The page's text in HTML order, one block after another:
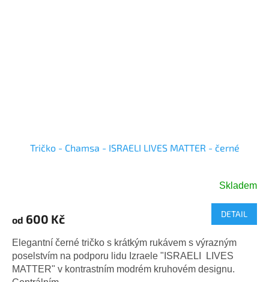
Tričko - Chamsa - ISRAELI LIVES MATTER - černé
Skladem
od 600 Kč DETAIL
Elegantní černé tričko s krátkým rukávem s výrazným
poselstvím na podporu lidu Izraele "ISRAELI LIVES
MATTER" v kontrastním modrém kruhovém designu.